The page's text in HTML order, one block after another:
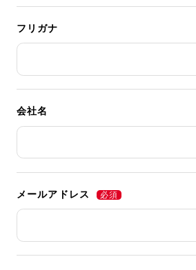
フリガナ
会社名
メールアドレス